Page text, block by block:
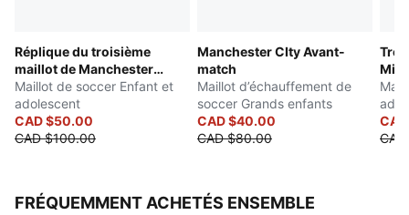
Réplique du troisième
maillot de Manchester
City 25/26
Maillot de soccer Enfant et
adolescent
CAD $50.00
CAD $100.00
Manchester CIty Avant-
match
Maillot d’échauffement de
soccer Grands enfants
CAD $40.00
CAD $80.00
FRÉQUEMMENT ACHETÉS ENSEMBLE